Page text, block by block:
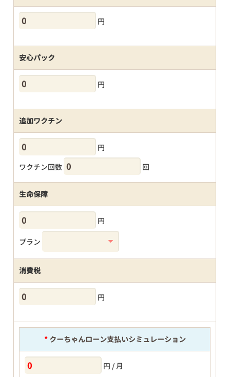
円
安心パック
円
追加ワクチン
円
ワクチン回数
回
生命保障
円
プラン
消費税
円
*クーちゃんローン支払いシミュレーション
円 / 月